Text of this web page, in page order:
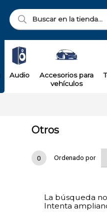
Audio
Accesorios para
vehículos
Otros
0 Ordenado por
La búsqueda
Intenta